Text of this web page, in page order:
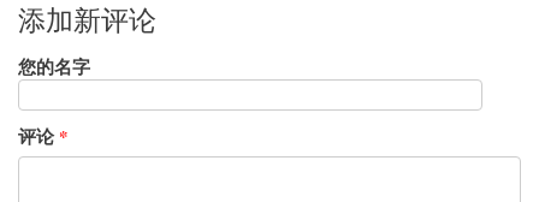
添加新评论
您的名字
评论*